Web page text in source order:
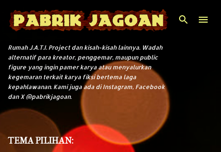
Langsung ke konten utama
Rumah J.A.T.I. Project dan kisah-kisah lainnya. Wadah
alternatif para kreator, penggemar, maupun public
figure yang ingin pamer karya atau menyalurkan
kegemaran terkait karya fiksi bertema laga
kepahlawanan. Kami juga ada di Instagram, Facebook
dan X @pabrikjagoan.
TEMA PILIHAN: